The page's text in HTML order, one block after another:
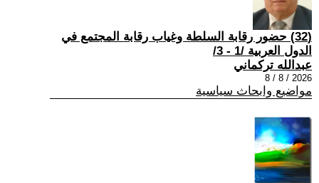
(32) حضور رقابة السلطة وغياب رقابة المجتمع في
الدول العربية /1 - 3/
عبدالله تركماني
2026 / 8 / 8
مواضيع وابحاث سياسية